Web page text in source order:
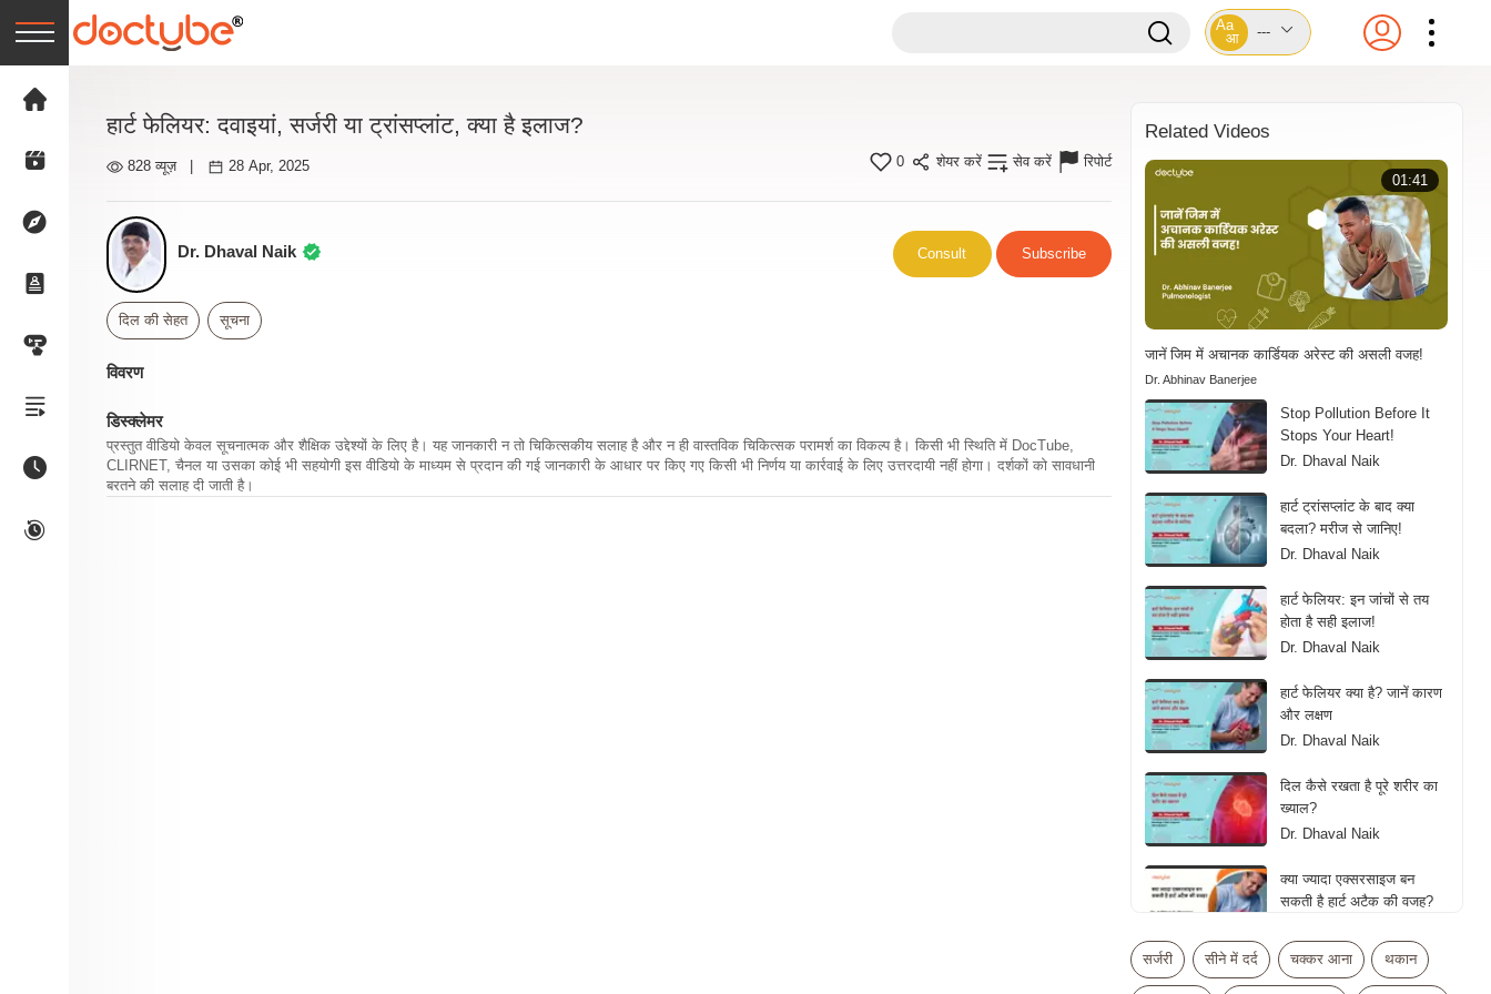
Aa
आ
---
हार्ट फेलियर: दवाइयां, सर्जरी या ट्रांसप्लांट, क्या है इलाज?
828 व्यूज़ 28 Apr, 2025 0 शेयर करें सेव करें रिपोर्ट
Dr. Dhaval Naik Consult Subscribe
दिल की सेहत सूचना
विवरण
डिस्क्लेमर
प्रस्तुत वीडियो केवल सूचनात्मक और शैक्षिक उद्देश्यों के लिए है। यह जानकारी न तो चिकित्सकीय सलाह है और न ही वास्तविक चिकित्सक परामर्श का विकल्प है। किसी भी स्थिति में DocTube,
CLIRNET, चैनल या उसका कोई भी सहयोगी इस वीडियो के माध्यम से प्रदान की गई जानकारी के आधार पर किए गए किसी भी निर्णय या कार्रवाई के लिए उत्तरदायी नहीं होगा। दर्शकों को सावधानी
बरतने की सलाह दी जाती है।
Related Videos
01:41
जानें जिम में अचानक कार्डियक अरेस्ट की असली वजह!
Dr. Abhinav Banerjee
Stop Pollution Before It
Stops Your Heart!
Dr. Dhaval Naik
हार्ट ट्रांसप्लांट के बाद क्या
बदला? मरीज से जानिए!
Dr. Dhaval Naik
हार्ट फेलियर: इन जांचों से तय
होता है सही इलाज!
Dr. Dhaval Naik
हार्ट फेलियर क्या है? जानें कारण
और लक्षण
Dr. Dhaval Naik
दिल कैसे रखता है पूरे शरीर का
ख्याल?
Dr. Dhaval Naik
क्या ज्यादा एक्सरसाइज बन
सकती है हार्ट अटैक की वजह?
হার্টকে সুস্থ রাখতে কোন ফল, বীজ
सर्जरी सीने में दर्द चक्कर आना थकान